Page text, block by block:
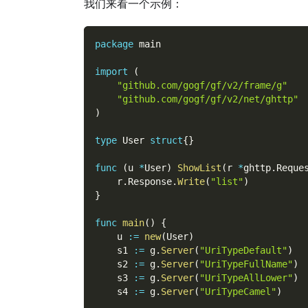
我们来看一个示例：
package main
import
(
"github.com/gogf/gf/v2/frame/g"
"github.com/gogf/gf/v2/net/ghttp"
)
type User struct{}
func (u *User) ShowList ( r *ghttp.
    r
. Response.Write( "list")
}
func main( )
{
    u
:= new(User)
    s1
:= g. Server( "UriTypeDefault")
    s2
:= g. Server( "UriTypeFullName")
    s3
:= g. Server( "UriTypeAllLower")
    s4
:= g. Server( "UriTypeCamel")